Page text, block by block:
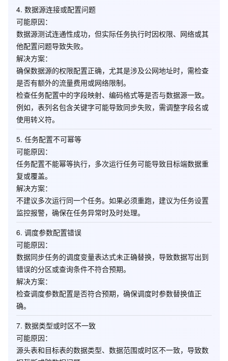
4. 数据源连接或配置问题
可能原因：
数据源测试连通性成功，但实际任务执行时因权限、网络或其
他配置问题导致失败。
解决方案：
确保数据源的权限配置正确，尤其是涉及公网地址时，需检查
是否有额外的流量费用或网络限制。
检查任务配置中的字段映射、编码格式等是否与数据源一致。
例如，表列名包含关键字可能导致同步失败，需调整字段名或
使用转义符。
5. 任务配置不可幂等
可能原因：
任务配置不能幂等执行，多次运行任务可能导致目标端数据重
复或覆盖。
解决方案：
不建议多次运行同一个任务。如果必须重跑，建议为任务设置
监控报警，确保在任务异常时及时处理。
6. 调度参数配置错误
可能原因：
数据同步任务的调度变量表达式未正确替换，导致数据写出到
错误的分区或查询条件不符合预期。
解决方案：
检查调度参数配置是否符合预期，确保调度时参数替换值正
确。
7. 数据类型或时区不一致
可能原因：
源头表和目标表的数据类型、数据范围或时区不一致，导致数